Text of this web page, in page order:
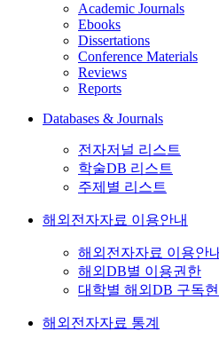
Academic Journals
Ebooks
Dissertations
Conference Materials
Reviews
Reports
Databases & Journals
전자저널 리스트
학술DB 리스트
주제별 리스트
해외전자자료 이용안내
해외전자자료 이용안
해외DB별 이용권한
대학별 해외DB 구독
해외전자자료 통계